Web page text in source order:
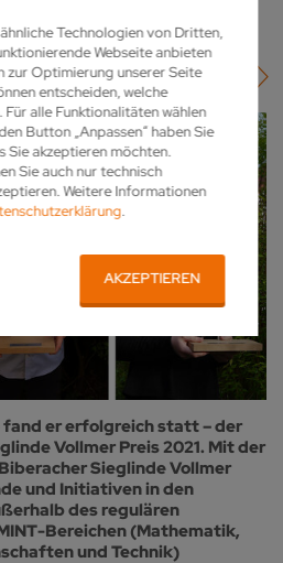
Technologien von Dritten,
Webseite anbieten
zur Optimierung unserer Seite
entscheiden, welche
Für alle Funktionalitäten wählen
Button „Anpassen“ haben Sie
Sie akzeptieren möchten.
Sie auch nur technisch
Weitere Informationen
.
AKZEPTIEREN
er erfolgreich statt – der
Vollmer Preis 2021. Mit der
Sieglinde Vollmer
und Initiativen in den
des regulären
Bereichen (Mathematik,
und Technik)